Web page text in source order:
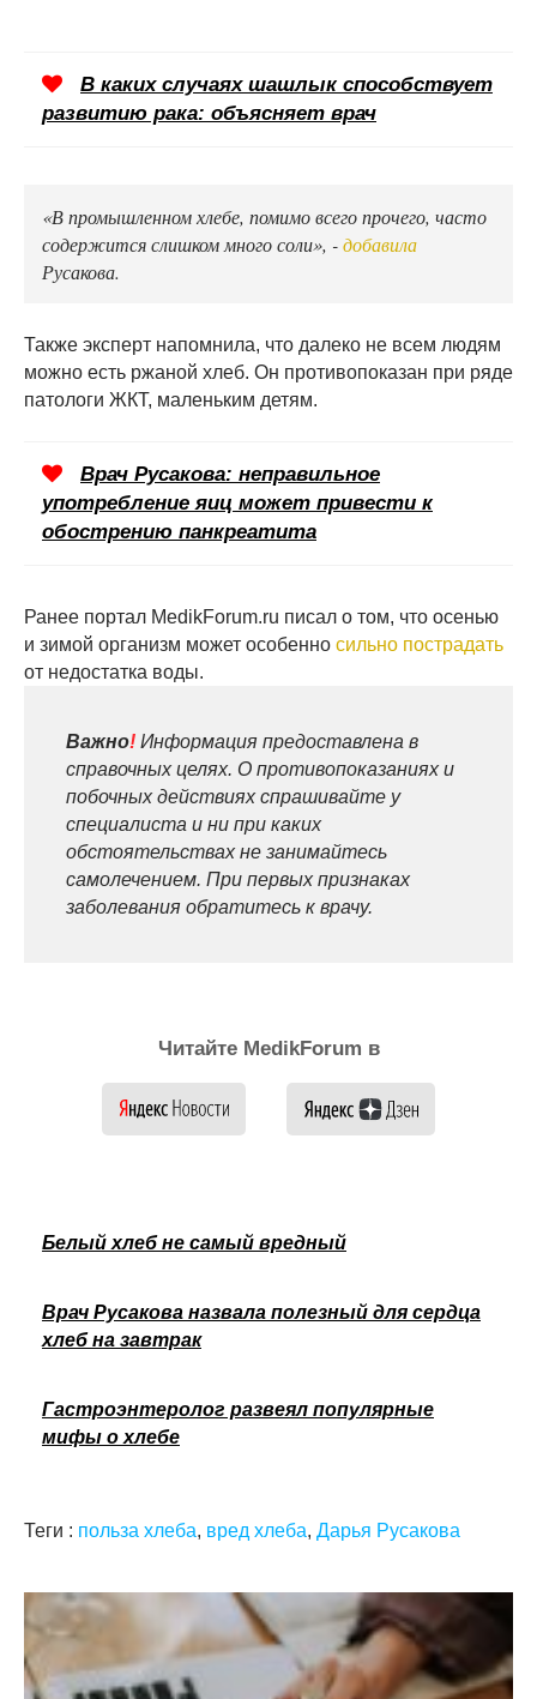
В каких случаях шашлык способствует
развитию рака: объясняет врач
«В промышленном хлебе, помимо всего прочего, часто
содержится слишком много соли», -добавила
Русакова.
Также эксперт напомнила, что далеко не всем людям
можно есть ржаной хлеб. Он противопоказан при ряде
патологи ЖКТ, маленьким детям.
Врач Русакова: неправильное
употребление яиц может привести к
обострению панкреатита
Ранее портал MedikForum.ru писал о том, что осенью
и зимой организм может особенно сильно пострадать
от недостатка воды.
Важно! Информация предоставлена в
справочных целях. О противопоказаниях и
побочных действиях спрашивайте у
специалиста и ни при каких
обстоятельствах не занимайтесь
самолечением. При первых признаках
заболевания обратитесь к врачу.
Читайте MedikForum в
Белый хлеб не самый вредный
Врач Русакова назвала полезный для сердца
хлеб на завтрак
Гастроэнтеролог развеял популярные
мифы о хлебе
Теги : польза хлеба, вред хлеба, Дарья Русакова